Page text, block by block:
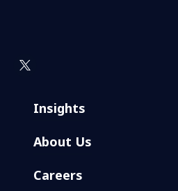
Insights
About Us
Careers